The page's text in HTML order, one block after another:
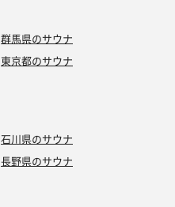
群馬県のサウナ
東京都のサウナ
石川県のサウナ
長野県のサウナ